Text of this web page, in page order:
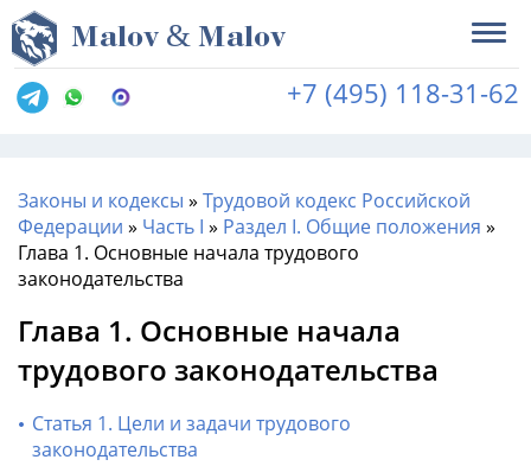
Malov & Malov
+7 (495) 118-31-62
Законы и кодексы » Трудовой кодекс Российской
Федерации » Часть I » Раздел I. Общие положения »
Глава 1. Основные начала трудового
законодательства
Глава 1. Основные начала
трудового законодательства
Статья 1. Цели и задачи трудового
законодательства